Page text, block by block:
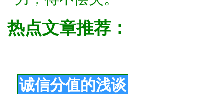
热点文章推荐：
诚信分值的浅谈